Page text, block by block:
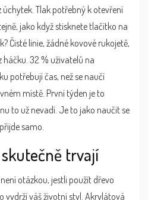
úchytek. Tlak potřebný k otevření
jako když stisknete tlačítko na
Čisté linie, žádné kovové rukojetě,
háčku. 32 % uživatelů na
potřebují čas, než se naučí
místě. První týden je to
to už nevadí. Je to jako naučit se
samo.
trvají
otázkou, jestli použít dřevo
vydrží váš životní styl. Akrylátová